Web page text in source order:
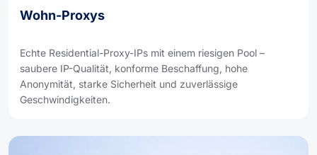
Wohn-Proxys
Echte Residential-Proxy-IPs mit einem riesigen Pool –
saubere IP-Qualität, konforme Beschaffung, hohe
Anonymität, starke Sicherheit und zuverlässige
Geschwindigkeiten.